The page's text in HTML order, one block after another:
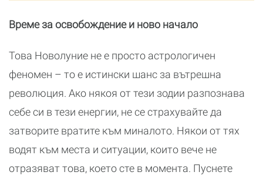
Време за освобождение и ново начало
Това Новолуние не е просто астрологичен
феномен – то е истински шанс за вътрешна
революция. Ако някоя от тези зодии разпознава
себе си в тези енергии, не се страхувайте да
затворите вратите към миналото. Някои от тях
водят към места и ситуации, които вече не
отразяват това, което сте в момента. Пуснете